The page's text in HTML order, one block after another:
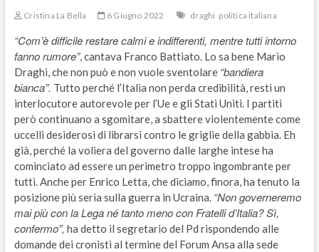
Cristina La Bella 6 Giugno 2022 draghi politica italiana
“Com’è difficile restare calmi e indifferenti, mentre tutti intorno
fanno rumore”, cantava Franco Battiato. Lo sa bene Mario
Draghi, che non può e non vuole sventolare “bandiera
bianca”. Tutto perché l’Italia non perda credibilità, resti un
interlocutore autorevole per l’Ue e gli Stati Uniti. I partiti
però continuano a sgomitare, a sbattere violentemente come
uccelli desiderosi di librarsi contro le griglie della gabbia. Eh
già, perché la voliera del governo dalle larghe intese ha
cominciato ad essere un perimetro troppo ingombrante per
tutti. Anche per Enrico Letta, che diciamo, finora, ha tenuto la
posizione più seria sulla guerra in Ucraina. “Non governeremo
mai più con la Lega né tanto meno con Fratelli d’Italia? Sì,
confermo”, ha detto il segretario del Pd rispondendo alle
domande dei cronisti al termine del Forum Ansa alla sede